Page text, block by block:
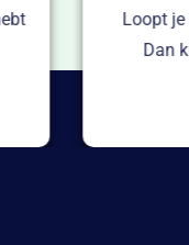
bij een andere
je deze oversluiten